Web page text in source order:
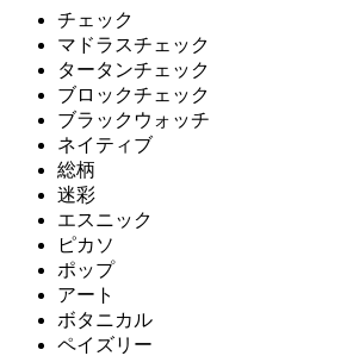
チェック
マドラスチェック
タータンチェック
ブロックチェック
ブラックウォッチ
ネイティブ
総柄
迷彩
エスニック
ピカソ
ポップ
アート
ボタニカル
ペイズリー